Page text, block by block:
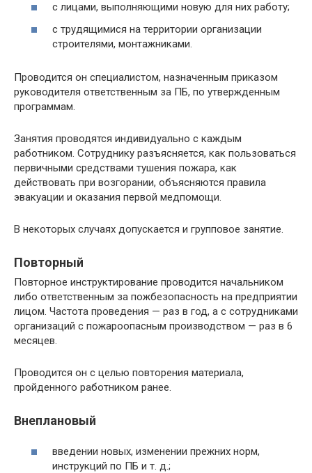
с лицами, выполняющими новую для них работу;
с трудящимися на территории организации
строителями, монтажниками.
Проводится он специалистом, назначенным приказом
руководителя ответственным за ПБ, по утвержденным
программам.
Занятия проводятся индивидуально с каждым
работником. Сотруднику разъясняется, как пользоваться
первичными средствами тушения пожара, как
действовать при возгорании, объясняются правила
эвакуации и оказания первой медпомощи.
В некоторых случаях допускается и групповое занятие.
Повторный
Повторное инструктирование проводится начальником
либо ответственным за пожбезопасность на предприятии
лицом. Частота проведения — раз в год, а с сотрудниками
организаций с пожароопасным производством — раз в 6
месяцев.
Проводится он с целью повторения материала,
пройденного работником ранее.
Внеплановый
введении новых, изменении прежних норм,
инструкций по ПБ и т. д.;